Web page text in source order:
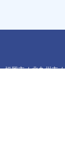
福岡市 / 北九州市 /